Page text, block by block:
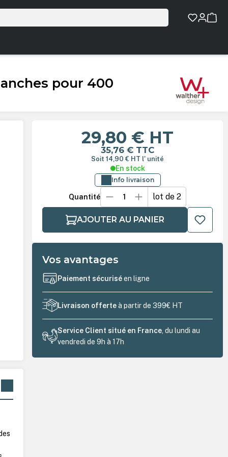
pour 400
29,80 € HT
35,76 € TTC
Soit 14,90 € HT l' unité
En stock
Info livraison
Quantité lot de 2
AJOUTER AU PANIER
Vos avantages
Paiement sécuriséen ligne
Livraison offerteà partir de 399€ HT
Service Client situé en France , du lundi au
vendredi de 9h à 17h